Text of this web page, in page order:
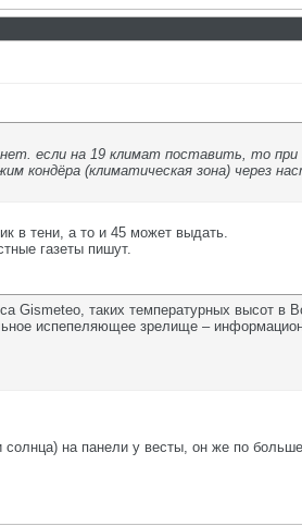
если на 19 климат поставить, то при
(климатическая зона) через
в тени, а то и 45 может выдать.
газеты пишут.
Gismeteo, таких температурных высот в
испепеляющее зрелище –
на панели у весты, он же по